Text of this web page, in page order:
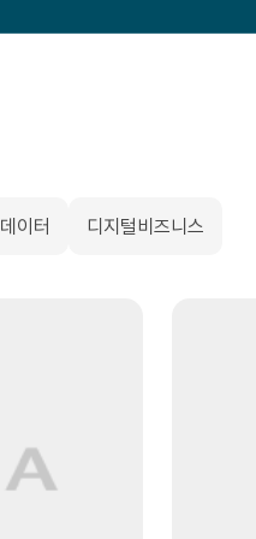
데이터 디지털비즈니스